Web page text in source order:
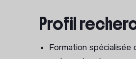
Conception,
Réalisation d’ateliers
Profil
Formation